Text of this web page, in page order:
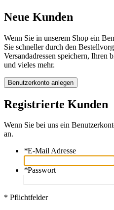
Neue Kunden
Wenn Sie in unserem Shop ein
Sie schneller durch den
Versandadressen speichern, Ihren
und vieles mehr.
Benutzerkonto anlegen
Registrierte Kunden
Wenn Sie bei uns ein
an.
*E-Mail Adresse
*Passwort
* Pflichtfelder